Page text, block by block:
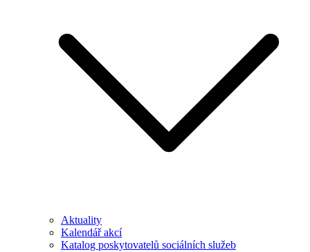
Aktuality
Kalendář akcí
Katalog poskytovatelů sociálních služeb